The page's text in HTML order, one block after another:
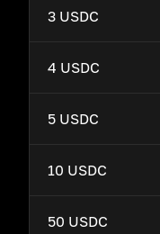
3 USDC
4 USDC
5 USDC
10 USDC
50 USDC